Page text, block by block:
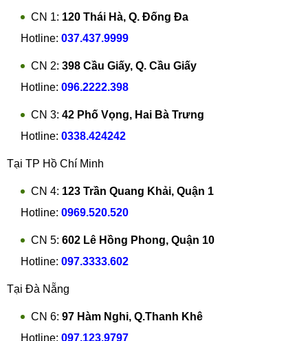
CN 1: 120 Thái Hà, Q. Đống Đa
Hotline: 037.437.9999
CN 2: 398 Cầu Giấy, Q. Cầu Giấy
Hotline: 096.2222.398
CN 3: 42 Phố Vọng, Hai Bà Trưng
Hotline: 0338.424242
Tại TP Hồ Chí Minh
CN 4: 123 Trần Quang Khải, Quận 1
Hotline: 0969.520.520
CN 5: 602 Lê Hồng Phong, Quận 10
Hotline: 097.3333.602
Tại Đà Nẵng
CN 6: 97 Hàm Nghi, Q.Thanh Khê
Hotline: 097.123.9797